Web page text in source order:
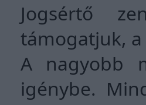
Jogsértő
támogatjuk,
A nagyobb
igénybe.